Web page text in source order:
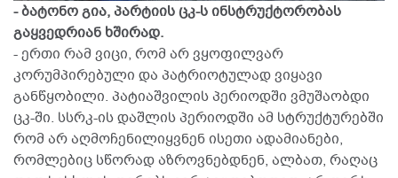
- ბატონო გია, პარტიის ცკ-ს ინსტრუქტორობას
გაყვედრიან ხშირად.
- ერთი რამ ვიცი, რომ არ ვყოფილვარ
კორუმპირებული და პატრიოტულად ვიყავი
განწყობილი. პატიაშვილის პერიოდში ვმუშაობდი
ცკ-ში. სსრკ-ის დაშლის პერიოდში ამ სტრუქტურებში
რომ არ აღმოჩენილიყვნენ ისეთი ადამიანები,
რომლებიც სწორად აზროვნებდნენ, ალბათ, რაღაც